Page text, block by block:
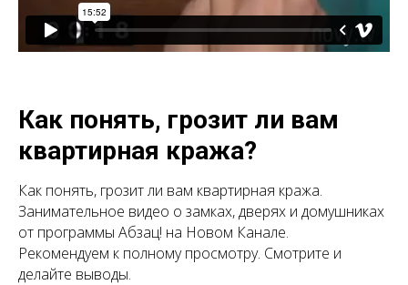
Как понять, грозит ли вам
квартирная кража?
Как понять, грозит ли вам квартирная кража.
Занимательное видео о замках, дверях и домушниках
от программы Абзац! на Новом Канале.
Рекомендуем к полному просмотру. Смотрите и
делайте выводы.